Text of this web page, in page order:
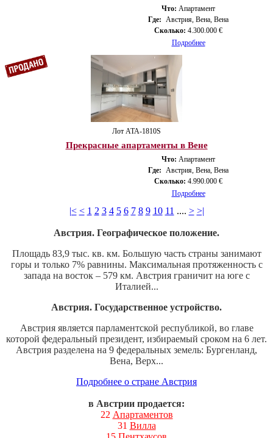
Что: Апартамент
Где: Австрия, Вена, Вена
Сколько: 4.300.000 €
Подробнее
Лот ATA-1810S
Прекрасные апартаменты в Вене
Что: Апартамент
Где: Австрия, Вена, Вена
Сколько: 4.990.000 €
Подробнее
|< < 1 2 3 4 5 6 7 8 9 10 11 .... > >|
Австрия. Географическое положение.
Площадь 83,9 тыс. кв. км. Большую часть страны занимают
горы и только 7% равнины. Максимальная протяженность с
запада на восток – 579 км. Австрия граничит на юге с
Италией...
Австрия. Государственное устройство.
Австрия является парламентской республикой, во главе
которой федеральный президент, избираемый сроком на 6 лет.
Австрия разделена на 9 федеральных земель: Бургенланд,
Вена, Верх...
Подробнее о стране Австрия
в Австрии продается:
22 Апартаментов
31 Вилла